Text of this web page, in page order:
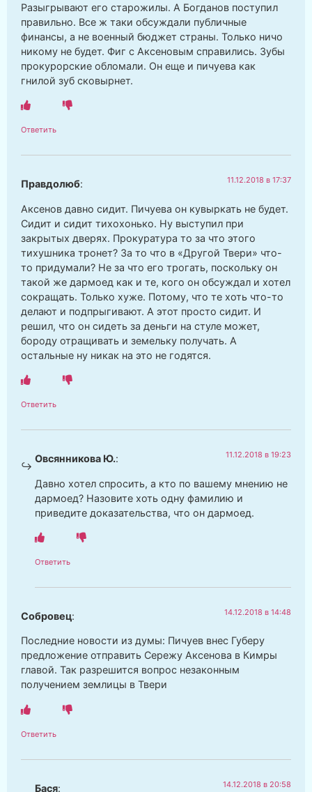
Разыгрывают его старожилы. А Богданов поступил
правильно. Все ж таки обсуждали публичные
финансы, а не военный бюджет страны. Только ничо
никому не будет. Фиг с Аксеновым справились. Зубы
прокурорские обломали. Он еще и пичуева как
гнилой зуб сковырнет.
Ответить
Правдолюб: 11.12.2018 в 17:37
Аксенов давно сидит. Пичуева он кувыркать не будет.
Сидит и сидит тихохонько. Ну выступил при
закрытых дверях. Прокуратура то за что этого
тихушника тронет? За то что в «Другой Твери» что-
то придумали? Не за что его трогать, поскольку он
такой же дармоед как и те, кого он обсуждал и хотел
сокращать. Только хуже. Потому, что те хоть что-то
делают и подпрыгивают. А этот просто сидит. И
решил, что он сидеть за деньги на стуле может,
бороду отращивать и земельку получать. А
остальные ну никак на это не годятся.
Ответить
Овсянникова Ю.: 11.12.2018 в 19:23
Давно хотел спросить, а кто по вашему мнению не
дармоед? Назовите хоть одну фамилию и
приведите доказательства, что он дармоед.
Ответить
Собровец: 14.12.2018 в 14:48
Последние новости из думы: Пичуев внес Губеру
предложение отправить Сережу Аксенова в Кимры
главой. Так разрешится вопрос незаконным
получением землицы в Твери
Ответить
Бася: 14.12.2018 в 20:58